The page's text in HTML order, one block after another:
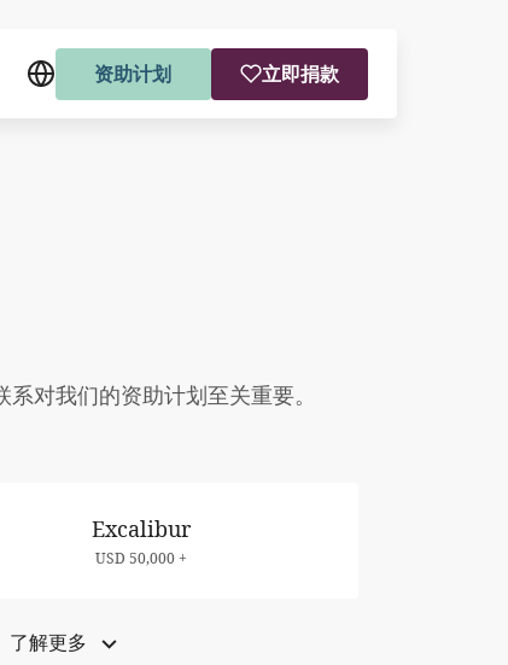
资助计划 立即捐款
对我们的资助计划至关重要。
Excalibur
USD 50,000 +
了解更多